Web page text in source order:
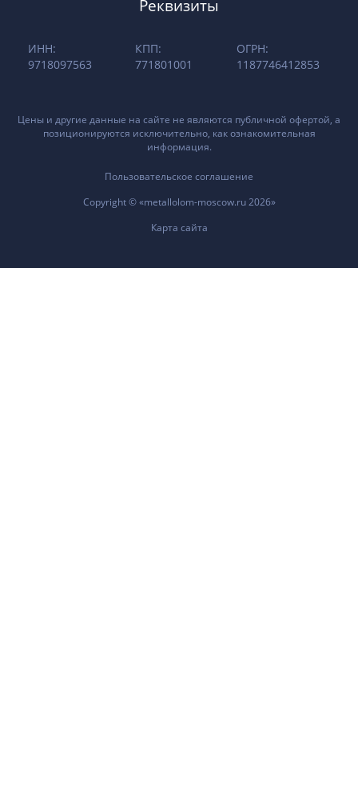
Реквизиты
ИНН:
9718097563
КПП:
771801001
ОГРН:
1187746412853
Цены и другие данные на сайте не являются публичной офертой, а
позиционируются исключительно, как ознакомительная
информация.
Пользовательское соглашение
Copyright © «metallolom-moscow.ru 2026»
Карта сайта